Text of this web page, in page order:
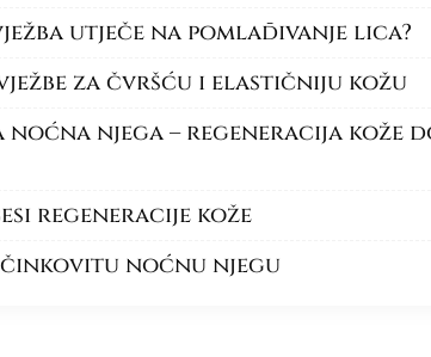
utječe na pomlađivanje lica?
za čvršću i elastičniju kožu
noćna njega – regeneracija kože
regeneracije kože
noćnu njegu